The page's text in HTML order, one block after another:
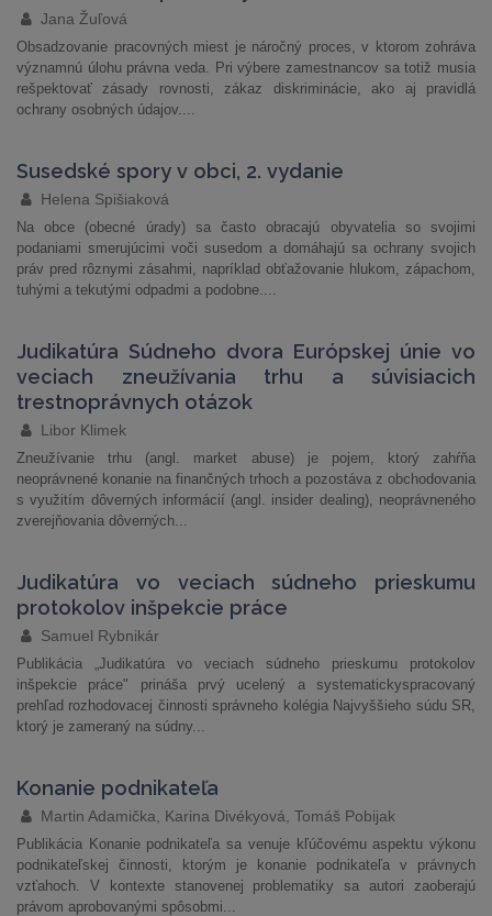
Jana Žuľová
Obsadzovanie pracovných miest je náročný proces, v ktorom zohráva
významnú úlohu právna veda. Pri výbere zamestnancov sa totiž musia
rešpektovať zásady rovnosti, zákaz diskriminácie, ako aj pravidlá
ochrany osobných údajov....
Susedské spory v obci, 2. vydanie
Helena Spišiaková
Na obce (obecné úrady) sa často obracajú obyvatelia so svojimi
podaniami smerujúcimi voči susedom a domáhajú sa ochrany svojich
práv pred rôznymi zásahmi, napríklad obťažovanie hlukom, zápachom,
tuhými a tekutými odpadmi a podobne....
Judikatúra Súdneho dvora Európskej únie vo
veciach zneužívania trhu a súvisiacich
trestnoprávnych otázok
Libor Klimek
Zneužívanie trhu (angl. market abuse) je pojem, ktorý zahŕňa
neoprávnené konanie na finančných trhoch a pozostáva z obchodovania
s využitím dôverných informácií (angl. insider dealing), neoprávneného
zverejňovania dôverných...
Judikatúra vo veciach súdneho prieskumu
protokolov inšpekcie práce
Samuel Rybnikár
Publikácia „Judikatúra vo veciach súdneho prieskumu protokolov
inšpekcie práce" prináša prvý ucelený a systematickyspracovaný
prehľad rozhodovacej činnosti správneho kolégia Najvyššieho súdu SR,
ktorý je zameraný na súdny...
Konanie podnikateľa
Martin Adamička, Karina Divékyová, Tomáš Pobijak
Publikácia Konanie podnikateľa sa venuje kľúčovému aspektu výkonu
podnikateľskej činnosti, ktorým je konanie podnikateľa v právnych
vzťahoch. V kontexte stanovenej problematiky sa autori zaoberajú
právom aprobovanými spôsobmi...